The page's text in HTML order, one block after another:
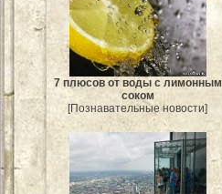
7 плюсов от воды с лимонным
соком
[Познавательные новости]